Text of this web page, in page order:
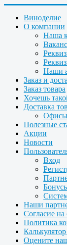
Виноделие
О компании
Наша
Наши
Заказ и
Заказ товара
Хочешь
Доставка
Офисы
Полезные
Акции
Новости
Вход
Наши
Согласие
Политика
Оцените